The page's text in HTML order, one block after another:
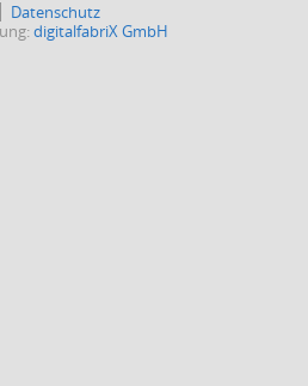
Datenschutz
digitalfabriX GmbH